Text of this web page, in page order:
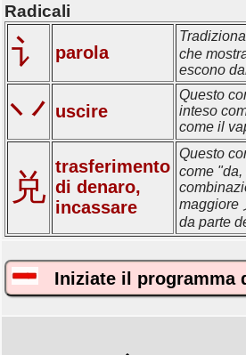
Radicali
讠 parola
che
escono
丷 uscire
Questo
inteso
come il
兑
trasferimento
di denaro,
incassare
Questo
come "da,
maggiore
da parte
Iniziate il programma